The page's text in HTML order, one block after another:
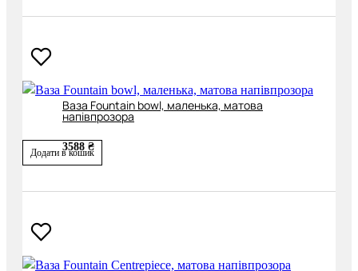
Ваза Fountain bowl, маленька, матова
напівпрозора
3588 ₴
Додати в кошик